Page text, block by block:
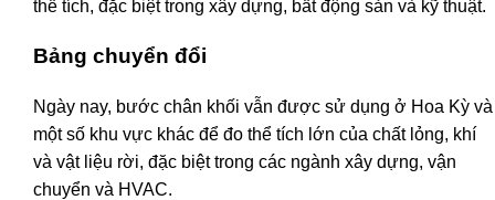
thể tích, đặc biệt trong xây dựng, bất động sản và kỹ thuật.
Bảng chuyển đổi
Ngày nay, bước chân khối vẫn được sử dụng ở Hoa Kỳ và
một số khu vực khác để đo thể tích lớn của chất lỏng, khí
và vật liệu rời, đặc biệt trong các ngành xây dựng, vận
chuyển và HVAC.